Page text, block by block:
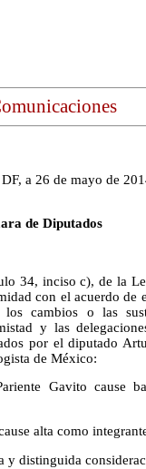
a 26 de mayo de
de Diputados
34, inciso c), de la
con el acuerdo de
los cambios o las
y las
por el diputado
de México:
Gavito cause
alta como
y distinguida